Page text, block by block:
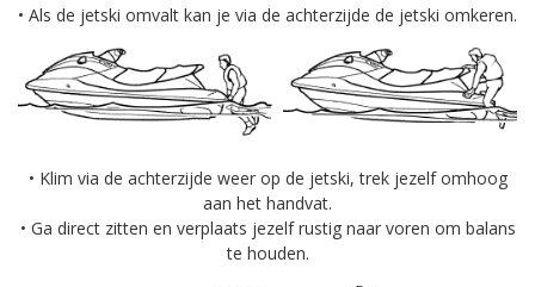
• Als de jetski omvalt kan je via de achterzijde de jetski omkeren.
• Klim via de achterzijde weer op de jetski, trek jezelf omhoog
aan het handvat.
• Ga direct zitten en verplaats jezelf rustig naar voren om balans
te houden.